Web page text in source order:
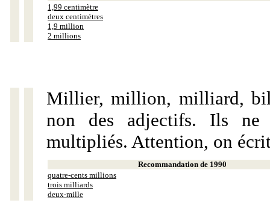
1,99 centimètre
deux centimètres
1,9 million
2 millions
Millier, million, milliard,
non des adjectifs. Ils ne
multipliés. Attention, on
Recommandation de 1990
quatre-cents millions
trois milliards
deux-mille